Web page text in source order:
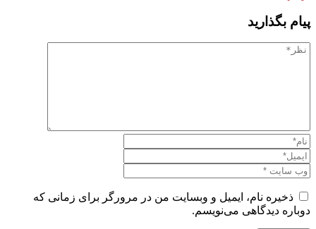
پیام بگذارید
ذخیره نام، ایمیل و وبسایت من در مرورگر برای زمانی که
دوباره دیدگاهی می‌نویسم.